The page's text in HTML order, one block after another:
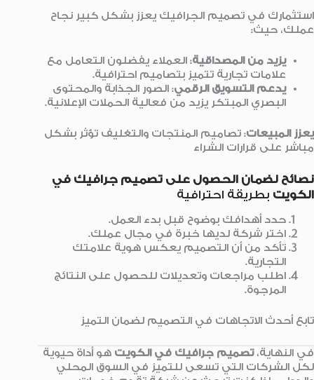
استثمارك في تصميم الجرافيك يعزز بشكل كبير نجاح
عملك، حيث:
يزيد من المصداقية: العملاء يفضلون التعامل مع
علامات تجارية تتميز بتصاميم احترافية.
يدعم التسويق الرقمي: الصور الجذابة والمحتوى
البصري المبتكر يزيد من فعالية الحملات الإعلانية.
يعزز المبيعات: تصاميم المنتجات والتغليف تؤثر بشكل
مباشر على قرارات الشراء
نصائح لضمان الحصول على تصميم جرافيك في
الكويت بطريقة احترافية
حدد أهدافك بوضوح قبل بدء العمل.
اختر شركة لديها خبرة في مجال عملك.
تأكد من أن التصميم يعكس هوية علامتك
التجارية.
اطلب مراجعات وتعديلات للحصول على النتائج
المرجوة.
تابع أحدث الاتجاهات في التصميم لضمان التميز
في النهاية،تصميم جرافيك في الكويت هو أداة حيوية
لكل الشركات التي تسعى للتميز في السوق المحلي